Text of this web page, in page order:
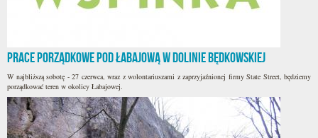
Prace porządkowe pod Łabajową w Dolinie Będkowskiej
W najbliższą sobotę - 27 czerwca, wraz z wolontariuszami z zaprzyjaźnionej firmy State Street, będziemy
porządkować teren w okolicy Łabajowej.